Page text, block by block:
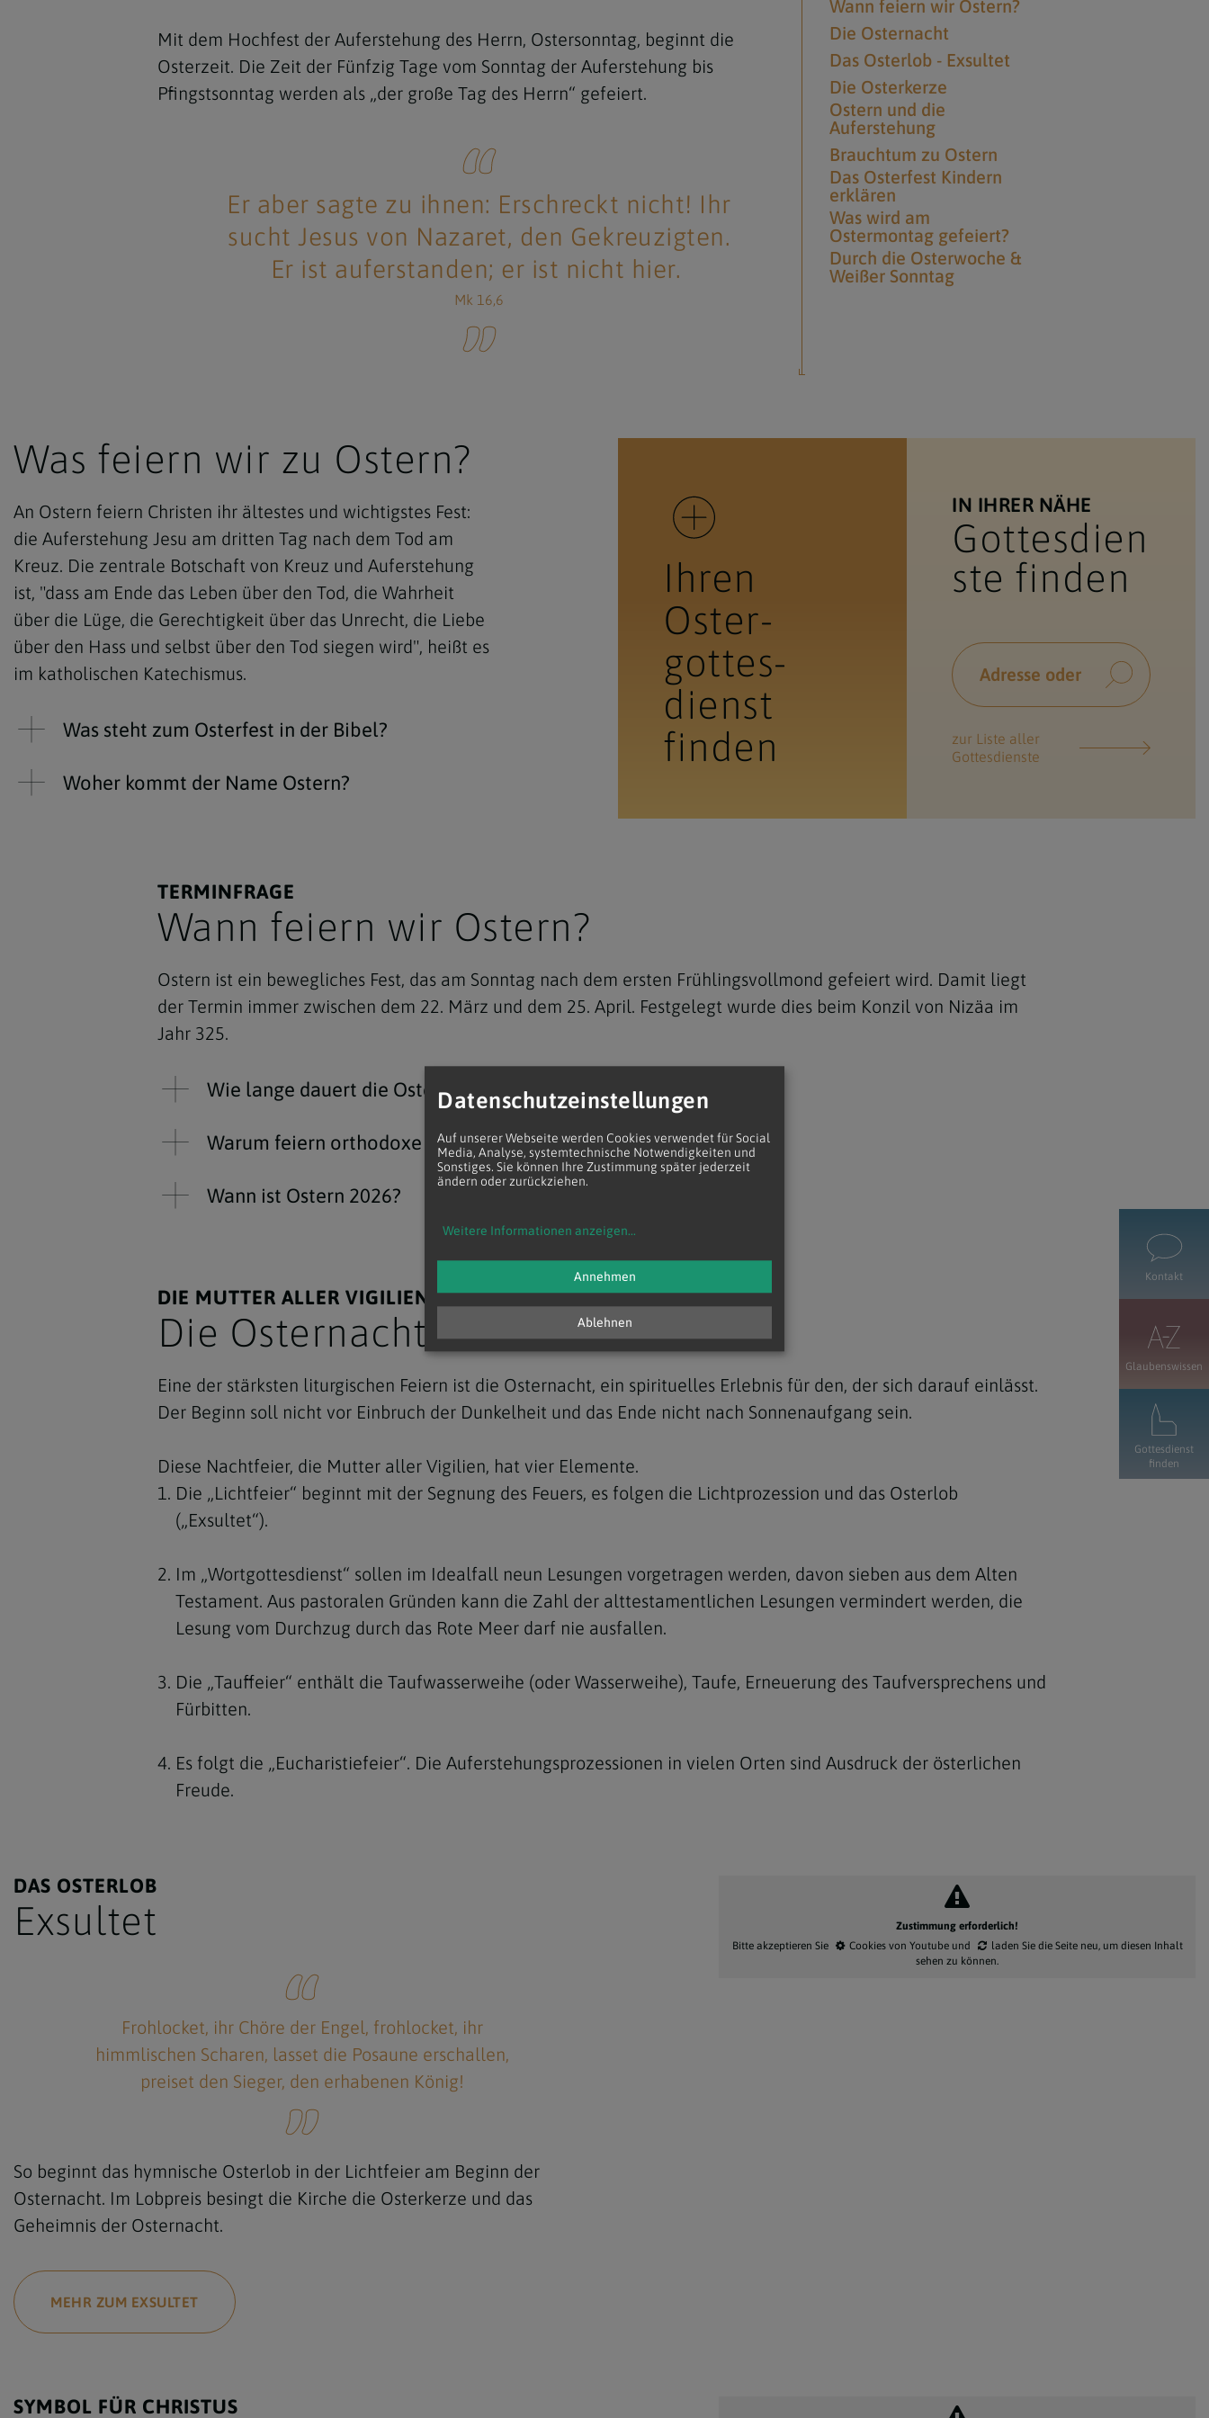
Kontakt
Glaubenswissen
Gottesdienst
finden
Mit dem Hochfest der Auferstehung des Herrn, Ostersonntag, beginnt die
Osterzeit. Die Zeit der Fünfzig Tage vom Sonntag der Auferstehung bis
Pfingstsonntag werden als „der große Tag des Herrn“ gefeiert.
Er aber sagte zu ihnen: Erschreckt nicht! Ihr
sucht Jesus von Nazaret, den Gekreuzigten.
Er ist auferstanden; er ist nicht hier.
Mk 16,6
Wann feiern wir Ostern?
Die Osternacht
Das Osterlob - Exsultet
Die Osterkerze
Ostern und die
Auferstehung
Brauchtum zu Ostern
Das Osterfest Kindern
erklären
Was wird am
Ostermontag gefeiert?
Durch die Osterwoche &
Weißer Sonntag
Was feiern wir zu Ostern?
An Ostern feiern Christen ihr ältestes und wichtigstes Fest:
die Auferstehung Jesu am dritten Tag nach dem Tod am
Kreuz. Die zentrale Botschaft von Kreuz und Auferstehung
ist, "dass am Ende das Leben über den Tod, die Wahrheit
über die Lüge, die Gerechtigkeit über das Unrecht, die Liebe
über den Hass und selbst über den Tod siegen wird", heißt es
im katholischen Katechismus.
Was steht zum Osterfest in der Bibel?
Woher kommt der Name Ostern?
IN IHRER NÄHE
Gottesdien
ste finden
zur Liste aller
Gottesdienste
Ihren
Oster­
gottes­
dienst
finden
TERMINFRAGE
Wann feiern wir Ostern?
Ostern ist ein bewegliches Fest, das am Sonntag nach dem ersten Frühlingsvollmond gefeiert wird. Damit liegt
der Termin immer zwischen dem 22. März und dem 25. April. Festgelegt wurde dies beim Konzil von Nizäa im
Jahr 325.
Wie lange dauert die Osterzeit?
Warum feiern orthodoxe Christen oft an einem anderen Termin?
Wann ist Ostern 2026?
DIE MUTTER ALLER VIGILIEN
Die Osternacht
Eine der stärksten liturgischen Feiern ist die Osternacht, ein spirituelles Erlebnis für den, der sich darauf einlässt.
Der Beginn soll nicht vor Einbruch der Dunkelheit und das Ende nicht nach Sonnenaufgang sein.
Diese Nachtfeier, die Mutter aller Vigilien, hat vier Elemente.
Die „Lichtfeier“ beginnt mit der Segnung des Feuers, es folgen die Lichtprozession und das Osterlob
(„Exsultet“).
Im „Wortgottesdienst“ sollen im Idealfall neun Lesungen vorgetragen werden, davon sieben aus dem Alten
Testament. Aus pastoralen Gründen kann die Zahl der alttestamentlichen Lesungen vermindert werden, die
Lesung vom Durchzug durch das Rote Meer darf nie ausfallen.
Die „Tauffeier“ enthält die Taufwasserweihe (oder Wasserweihe), Taufe, Erneuerung des Taufversprechens und
Fürbitten.
Es folgt die „Eucharistiefeier“. Die Auferstehungsprozessionen in vielen Orten sind Ausdruck der österlichen
Freude.
DAS OSTERLOB
Exsultet
Frohlocket, ihr Chöre der Engel, frohlocket, ihr
himmlischen Scharen, lasset die Posaune erschallen,
preiset den Sieger, den erhabenen König!
So beginnt das hymnische Osterlob in der Lichtfeier am Beginn der
Osternacht. Im Lobpreis besingt die Kirche die Osterkerze und das
Geheimnis der Osternacht.
MEHR ZUM EXSULTET
Zustimmung erforderlich!
Bitte akzeptieren Sie
Cookies von Youtubeund laden Sie die Seite neu, um diesen Inhalt
sehen zu können.
SYMBOL FÜR CHRISTUS
Datenschutzeinstellungen
Auf unserer Webseite werden Cookies verwendet für Social
Media, Analyse, systemtechnische Notwendigkeiten und
Sonstiges. Sie können Ihre Zustimmung später jederzeit
ändern oder zurückziehen.
Weitere Informationen anzeigen...
Ablehnen
Annehmen